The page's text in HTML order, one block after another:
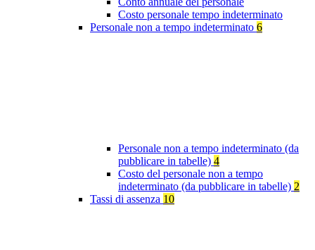
Costo personale tempo indeterminato
Personale non a tempo indeterminato 6
Personale non a tempo indeterminato (da
pubblicare in tabelle) 4
Costo del personale non a tempo
indeterminato (da pubblicare in tabelle) 2
Tassi di assenza 10